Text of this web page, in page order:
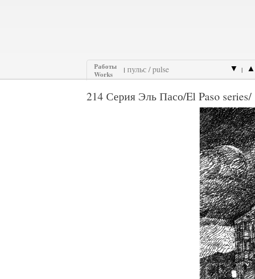
Работы
Works
| |
214 Серия Эль Пасо/El Paso series/